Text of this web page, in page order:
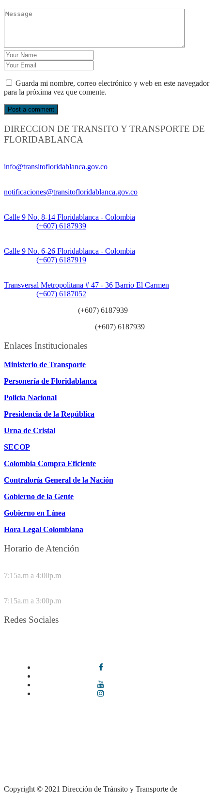
Guarda mi nombre, correo electrónico y web en este navegador
para la próxima vez que comente.
DIRECCION DE TRANSITO Y TRANSPORTE DE
FLORIDABLANCA
info@transitofloridablanca.gov.co
notificaciones@transitofloridablanca.gov.co
Calle 9 No. 8-14 Floridablanca - Colombia
(+607) 6187939
Calle 9 No. 6-26 Floridablanca - Colombia
(+607) 6187919
Transversal Metropolitana # 47 - 36 Barrio El Carmen
(+607) 6187052
(+607) 6187939
(+607) 6187939
Enlaces Institucionales
Ministerio de Transporte
Personería de Floridablanca
Policía Nacional
Presidencia de la República
Urna de Cristal
SECOP
Colombia Compra Eficiente
Contraloría General de la Nación
Gobierno de la Gente
Gobierno en Línea
Hora Legal Colombiana
Horario de Atención
7:15a.m a 4:00p.m
7:15a.m a 3:00p.m
Redes Sociales
Copyright © 2021 Dirección de Tránsito y Transporte de